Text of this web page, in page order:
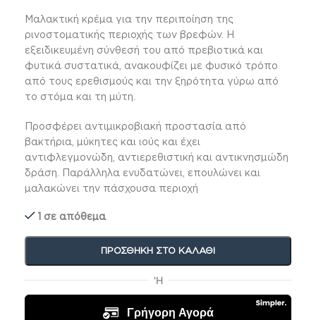
Μαλακτική κρέμα για την περιποίηση της
ρινοστοματικής περιοχής των βρεφών. Η
εξειδικευμένη σύνθεσή του από πρεβιοτικά και
φυτικά συστατικά, ανακουφίζει με φυσικό τρόπο
από τους ερεθισμούς και την ξηρότητα γύρω από
το στόμα και τη μύτη.
Προσφέρει αντιμικροβιακή προστασία από
βακτήρια, μύκητες και ιούς και έχει
αντιφλεγμονώδη, αντιερεθιστική και αντικνησμώδη
δράση. Παράλληλα ενυδατώνει, επουλώνει και
μαλακώνει την πάσχουσα περιοχή
1 σε απόθεμα
ΠΡΟΣΘΉΚΗ ΣΤΟ ΚΑΛΆΘΙ